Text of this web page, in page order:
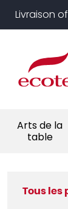
Livraison
Arts de la
table
Tous les
Panneau de